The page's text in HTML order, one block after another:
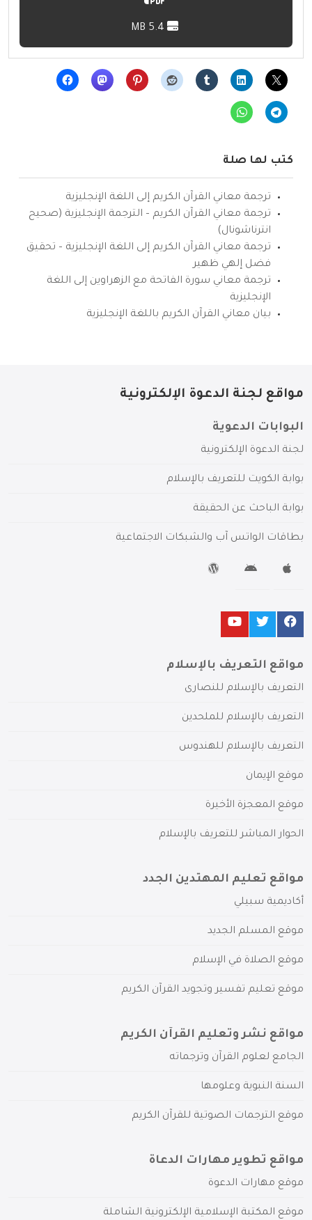
كتب لها صلة
ترجمة معاني القرآن الكريم إلى اللغة الإنجليزية
ترجمة معاني القرآن الكريم – الترجمة الإنجليزية (صحيح
انترناشونال)
ترجمة معاني القرآن الكريم إلى اللغة الإنجليزية – تحقيق
فضل إلهي ظهير
ترجمة معاني سورة الفاتحة مع الزهراوين إلى اللغة
الإنجليزية
بيان معاني القرآن الكريم باللغة الإنجليزية
مواقع لجنة الدعوة الإلكترونية
البوابات الدعوية
لجنة الدعوة الإلكترونية
بوابة الكويت للتعريف بالإسلام
بوابة الباحث عن الحقيقة
بطاقات الواتس آب والشبكات الاجتماعية
مواقع التعريف بالإسلام
التعريف بالإسلام للنصارى
التعريف بالإسلام للملحدين
التعريف بالإسلام للهندوس
موقع الإيمان
موقع المعجزة الأخيرة
الحوار المباشر للتعريف بالإسلام
مواقع تعليم المهتدين الجدد
أكاديمية سبيلي
موقع المسلم الجديد
موقع الصلاة في الإسلام
موقع تعليم تفسير وتجويد القرآن الكريم
مواقع نشر وتعليم القرآن الكريم
الجامع لعلوم القرآن وترجماته
السنة النبوية وعلومها
موقع الترجمات الصوتية للقرآن الكريم
مواقع تطوير مهارات الدعاة
موقع مهارات الدعوة
موقع المكتبة الإسلامية الإلكترونية الشاملة